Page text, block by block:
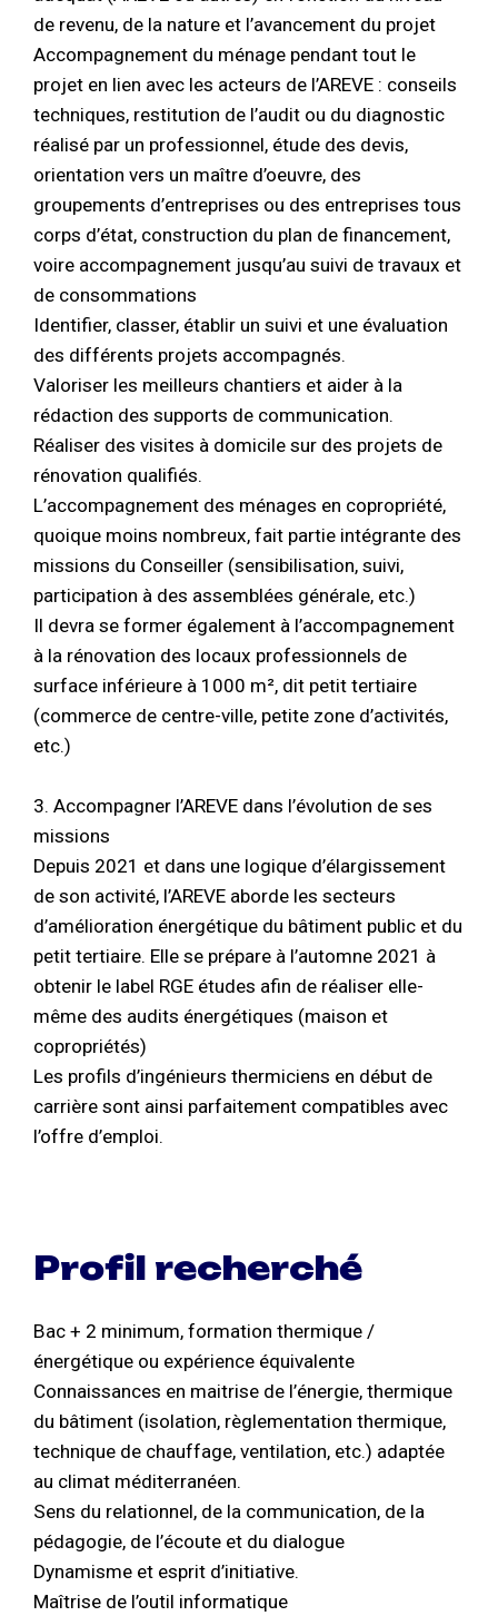
de revenu, de la nature et l’avancement du projet
Accompagnement du ménage pendant tout le
projet en lien avec les acteurs de l’AREVE : conseils
techniques, restitution de l’audit ou du diagnostic
réalisé par un professionnel, étude des devis,
orientation vers un maître d’oeuvre, des
groupements d’entreprises ou des entreprises tous
corps d’état, construction du plan de financement,
voire accompagnement jusqu’au suivi de travaux et
de consommations
Identifier, classer, établir un suivi et une évaluation
des différents projets accompagnés.
Valoriser les meilleurs chantiers et aider à la
rédaction des supports de communication.
Réaliser des visites à domicile sur des projets de
rénovation qualifiés.
L’accompagnement des ménages en copropriété,
quoique moins nombreux, fait partie intégrante des
missions du Conseiller (sensibilisation, suivi,
participation à des assemblées générale, etc.)
Il devra se former également à l’accompagnement
à la rénovation des locaux professionnels de
surface inférieure à 1000 m², dit petit tertiaire
(commerce de centre-ville, petite zone d’activités,
etc.)
3. Accompagner l’AREVE dans l’évolution de ses
missions
Depuis 2021 et dans une logique d’élargissement
de son activité, l’AREVE aborde les secteurs
d’amélioration énergétique du bâtiment public et du
petit tertiaire. Elle se prépare à l’automne 2021 à
obtenir le label RGE études afin de réaliser elle-
même des audits énergétiques (maison et
copropriétés)
Les profils d’ingénieurs thermiciens en début de
carrière sont ainsi parfaitement compatibles avec
l’offre d’emploi.
Profil recherché
Bac + 2 minimum, formation thermique /
énergétique ou expérience équivalente
Connaissances en maitrise de l’énergie, thermique
du bâtiment (isolation, règlementation thermique,
technique de chauffage, ventilation, etc.) adaptée
au climat méditerranéen.
Sens du relationnel, de la communication, de la
pédagogie, de l’écoute et du dialogue
Dynamisme et esprit d’initiative.
Maîtrise de l’outil informatique